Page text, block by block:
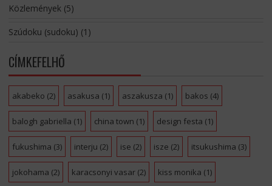
Közlemények(5)
Szúdoku (sudoku) (1)
CÍMKEFELHŐ
akabeko (2) asakusa (1) aszakusza (1) bakos (4)
balogh gabriella (1) china town (1) design festa (1)
fukushima (3) interju (2) ise (2) isze (2) itsukushima (3)
jokohama (2) karacsonyi vasar(2) kiss monika (1)